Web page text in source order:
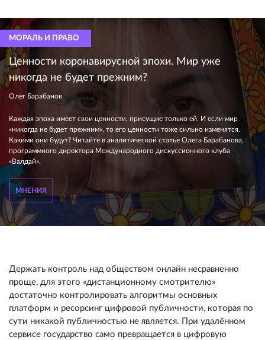
МОРАЛЬ И ПРАВО
Ценности коронавирусной эпохи. Мир уже
никогда не будет прежним?
Олег Барабанов
Каждая эпоха имеет свои ценности, присущие только ей. И если мир
«никогда не будет прежним», то его ценности тоже сильно изменятся.
Какими они будут? Читайте в аналитической статье Олега Барабанова,
программного директора Международного дискуссионного клуба
«Валдай».
МНЕНИЯ
Держать контроль над обществом онлайн несравненно
проще, для этого «дистанционному смотрителю»
достаточно контролировать алгоритмы основных
платформ и ресорсинг цифровой публичности, которая по
сути никакой публичностью не является. При удалённом
сервисе государство само превращается в цифровую